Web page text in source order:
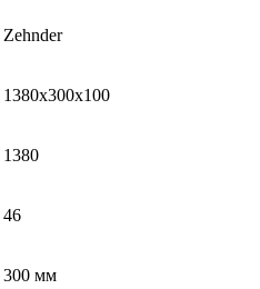
Zehnder
1380x300x100
1380
46
300 мм